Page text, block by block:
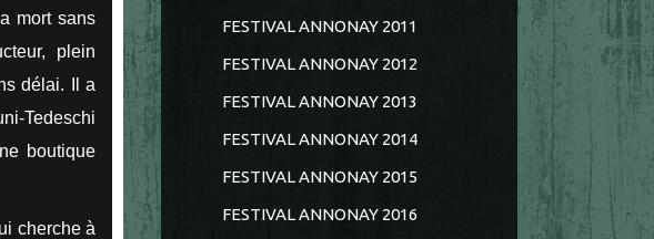
mort sans
plein
délai. Il a
Tedeschi
boutique
cherche à
FESTIVAL ANNONAY 2011
FESTIVAL ANNONAY 2012
FESTIVAL ANNONAY 2013
FESTIVAL ANNONAY 2014
FESTIVAL ANNONAY 2015
FESTIVAL ANNONAY 2016